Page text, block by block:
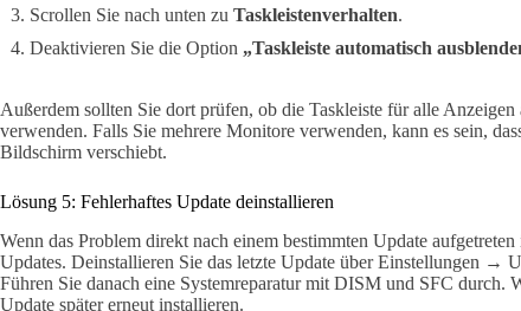
Scrollen Sie nach unten zu Taskleistenverhalten.
Deaktivieren Sie die Option „Taskleiste automatisch
Außerdem sollten Sie dort prüfen, ob die Taskleiste für alle
verwenden. Falls Sie mehrere Monitore verwenden, kann es sein,
Bildschirm verschiebt.
Lösung 5: Fehlerhaftes Update deinstallieren
Wenn das Problem direkt nach einem bestimmten Update
Updates. Deinstallieren Sie das letzte Update über Einstellungen →
Führen Sie danach eine Systemreparatur mit DISM und SFC durch.
Update später erneut installieren.